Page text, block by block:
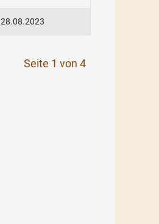
28.08.2023
Seite 1 von 4